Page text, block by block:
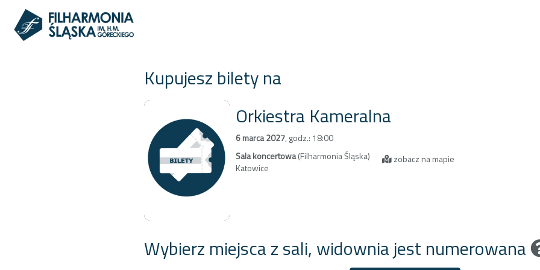
Kupujesz bilety na
Orkiestra Kameralna
6 marca 2027, godz.: 18:00
Sala koncertowa(Filharmonia Śląska)
Katowice
zobacz na mapie
Wybierz miejsca z sali, widownia jest numerowana